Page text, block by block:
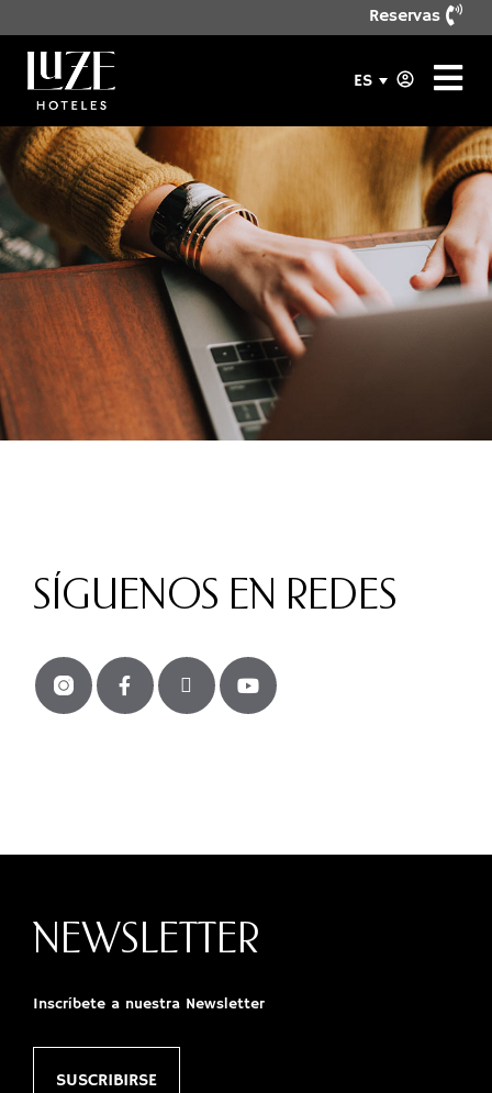
Reservas
ES
SÍGUENOS EN REDES
NEWSLETTER
Inscríbete a nuestra Newsletter
SUSCRIBIRSE